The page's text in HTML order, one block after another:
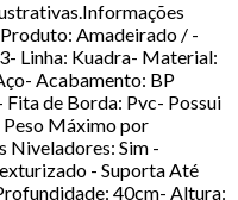
Amadeirado / -
Linha: Kuadra- Material:
Acabamento: BP
de Borda: Pvc- Possui
Máximo por
Niveladores: Sim -
- Suporta Até
40cm- Altura: